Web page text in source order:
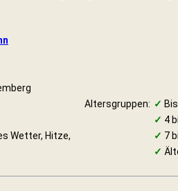
Wetter, Hitze,
Altersgruppen: ✓
✓ 4
✓ 7
✓